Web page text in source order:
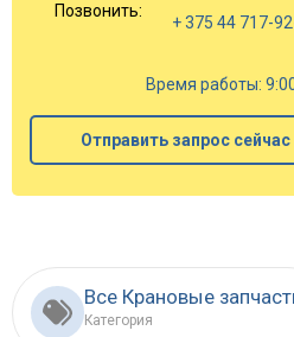
Позвонить:
+ 375 44 717-
Время работы:
Отправить запрос сейчас
Все Крановые
Категория